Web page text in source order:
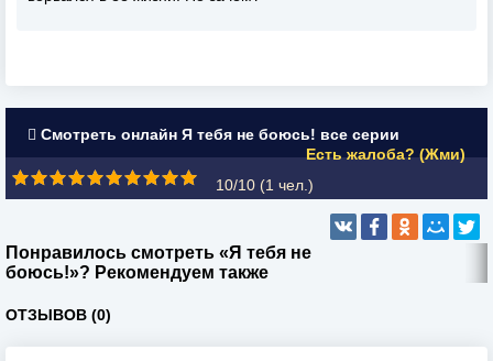
Смотреть онлайн Я тебя не боюсь! все серии
Есть жалоба? (Жми)
10/10 (1 чел.)
Понравилось смотреть «Я тебя не
боюсь!»? Рекомендуем также
ОТЗЫВОВ (0)